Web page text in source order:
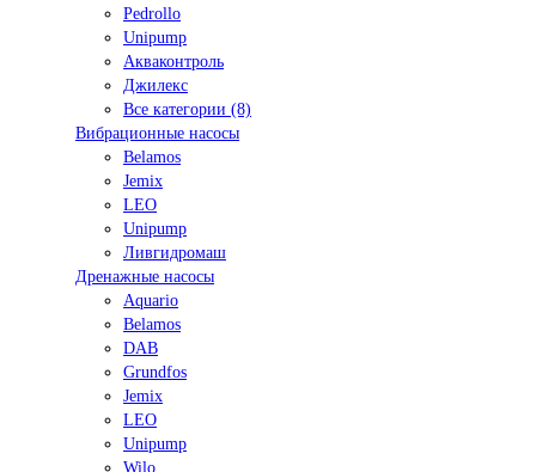
Pedrollo
Unipump
Акваконтроль
Джилекс
Все категории (8)
Вибрационные насосы
Belamos
Jemix
LEO
Unipump
Ливгидромаш
Дренажные насосы
Aquario
Belamos
DAB
Grundfos
Jemix
LEO
Unipump
Wilo